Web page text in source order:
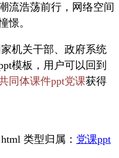
流浩荡前行，网络空间
憬。
机关干部、政府系统
模板，用户可以回到
同体课件ppt党课获得
类型归属： 党课ppt